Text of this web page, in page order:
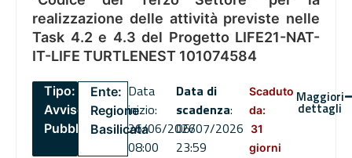
realizzazione delle attività previste nelle
Task 4.2 e 4.3 del Progetto LIFE21-NAT-
IT-LIFE TURTLENEST 101074584
Tipo:
Avviso
Pubblico
Ente:
Regione
Basilicata
Data
inizio:
26/06/2026
08:00
Data di
scadenza:
06/07/2026
23:59
Scaduto
da:
31
giorni
Maggiori
dettagli